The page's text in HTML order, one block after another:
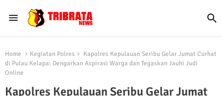
Home Kegiatan Polres
Kapolres Kepulauan Seribu Gelar Jumat Curhat
di Pulau Kelapa: Dengarkan Aspirasi Warga dan Tegaskan Jauhi Judi
Online
Kapolres Kepulauan Seribu Gelar Jumat